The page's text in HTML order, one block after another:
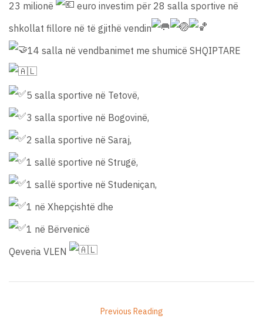
23 milionë
euro investim për 28 salla sportive në
shkollat fillore në të gjithë vendin
14 salla në vendbanimet me shumicë SHQIPTARE
5 salla sportive në Tetovë,
3 salla sportive në Bogovinë,
2 salla sportive në Saraj,
1 sallë sportive në Strugë,
1 sallë sportive në Studeniçan,
1 në Xhepçishtë dhe
1 në Bërvenicë
Qeveria VLEN
Previous Reading